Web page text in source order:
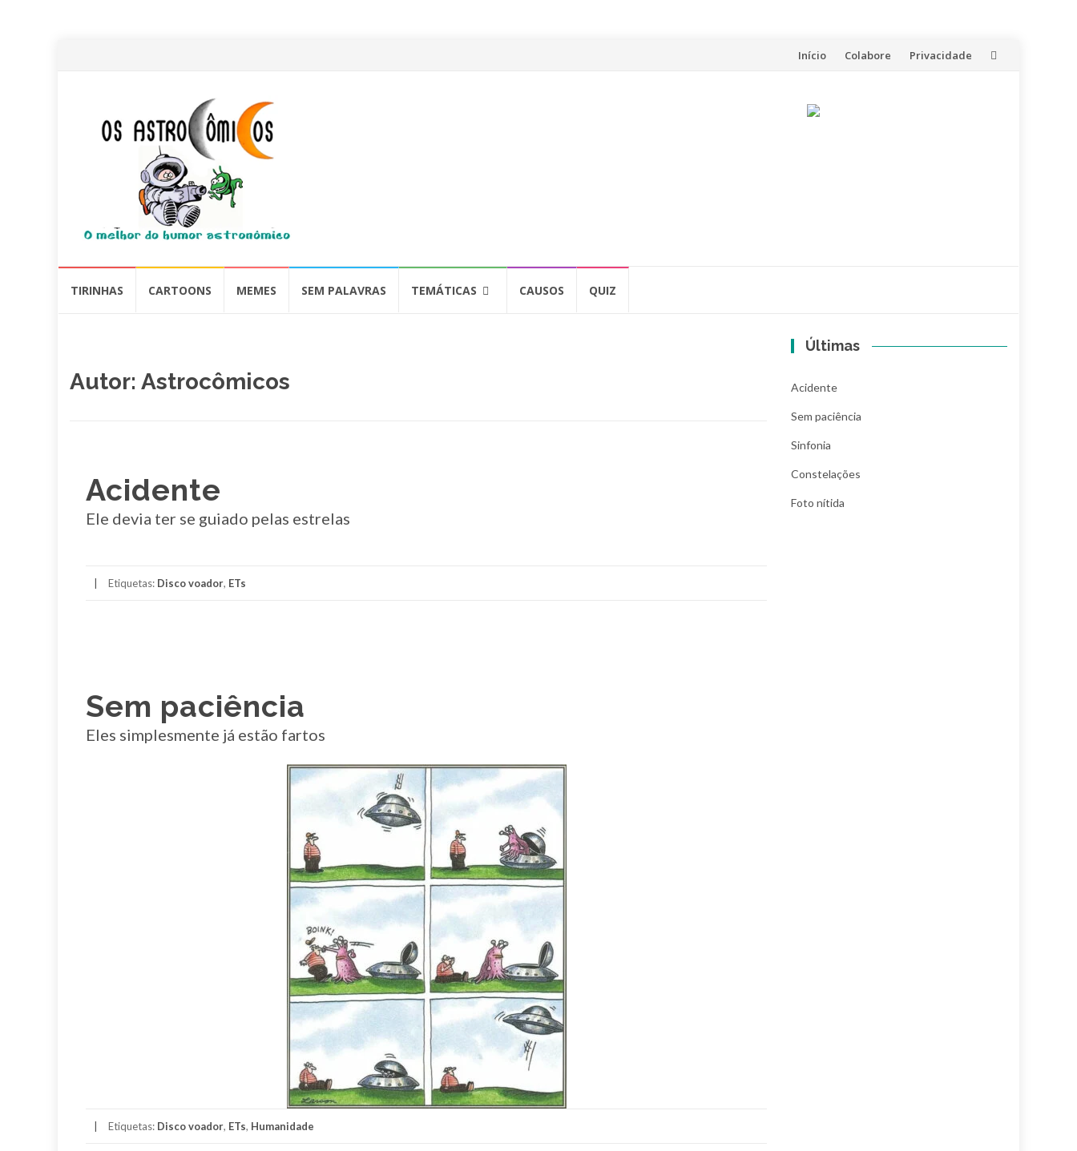
Skip
content
Início Colabore Privacidade
TIRINHAS CARTOONS MEMES SEM PALAVRAS TEMÁTICAS CAUSOS QUIZ
Autor: Astrocômicos
Acidente
Ele devia ter se guiado pelas estrelas
Etiquetas: Disco voador, ETs
Sem paciência
Eles simplesmente já estão fartos
Etiquetas: Disco voador, ETs, Humanidade
Últimas
Acidente
Sem paciência
Sinfonia
Constelações
Foto nítida